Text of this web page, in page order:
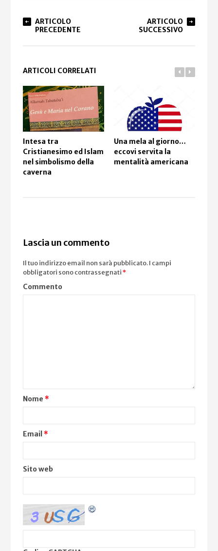
ARTICOLO
PRECEDENTE
ARTICOLO
SUCCESSIVO
ARTICOLI CORRELATI
Intesa tra
Cristianesimo ed Islam
nel simbolismo della
caverna
Una mela al giorno…
eccovi servita la
mentalità americana
Lascia un commento
Il tuo indirizzo email non sarà pubblicato.I campi
obbligatori sono contrassegnati*
Commento
Nome*
Email*
Sito web